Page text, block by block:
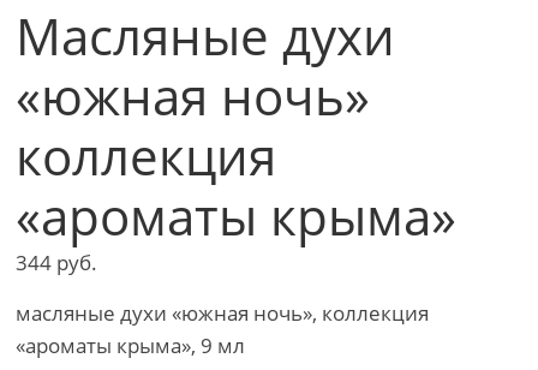
Масляные духи
«южная ночь»
коллекция
«ароматы крыма»
344 руб.
масляные духи «южная ночь», коллекция
«ароматы крыма», 9 мл